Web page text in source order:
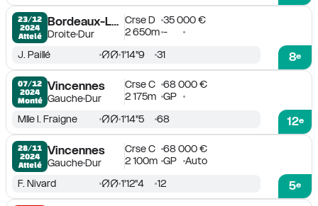
23/12
2024
Attelé
Bordeaux-Le Bouscat
DroiteDur
Crse D
35 000 €
2 650m -
8e
J. Paillé 1'14''9 31
07/12
2024
Monté
Vincennes
GaucheDur
Crse C
68 000 €
2 175m GP
12e
Mlle I. Fraigne 1'14''5 68
28/11
2024
Attelé
Vincennes
GaucheDur
Crse C
68 000 €
2 100m GP Auto
5e
F. Nivard 1'12''4 12